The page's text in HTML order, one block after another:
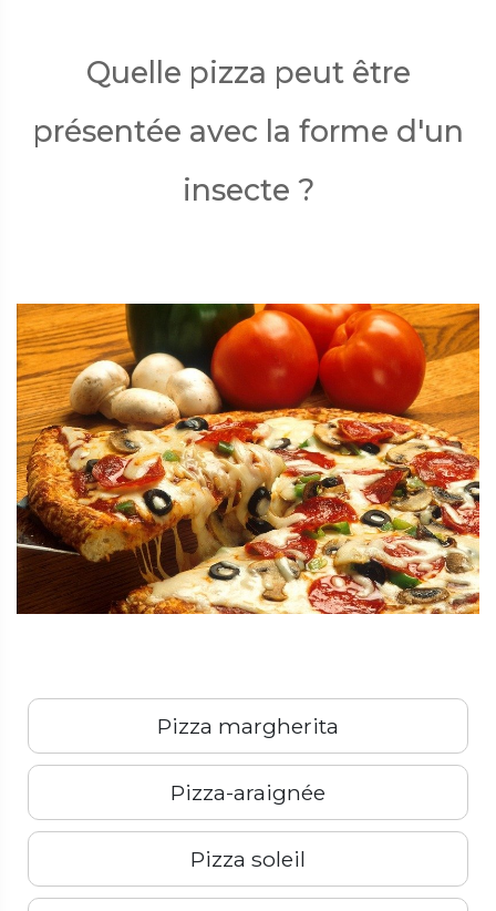
Quelle pizza peut être
présentée avec la forme d'un
insecte ?
Pizza margherita
Pizza-araignée
Pizza soleil